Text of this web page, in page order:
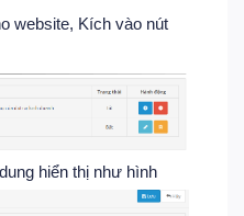
website, Kích vào nút
hiển thị như hình